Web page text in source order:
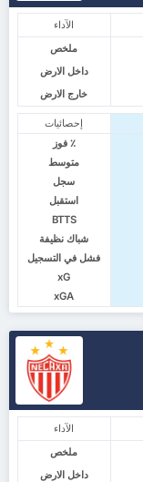
الآداء
ملخص
داخل الارض
خارج الارض
إحصائيات
٪ فوز
متوسط
سجل
استقبل
BTTS
شباك نظيفة
فشل في التسجيل
xG
xGA
الآداء
ملخص
داخل الارض